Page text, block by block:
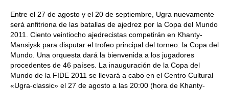
Entre el 27 de agosto y el 20 de septiembre, Ugra nuevamente
será anfitriona de las batallas de ajedrez por la Copa del Mundo
2011. Ciento veintiocho ajedrecistas competirán en Khanty-
Mansiysk para disputar el trofeo principal del torneo: la Copa del
Mundo. Una orquesta dará la bienvenida a los jugadores
procedentes de 46 países. La inauguración de la Copa del
Mundo de la FIDE 2011 se llevará a cabo en el Centro Cultural
«Ugra-classic» el 27 de agosto a las 20:00 (hora de Khanty-